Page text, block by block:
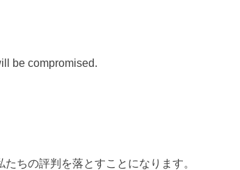
be compromised.
ちの評判を落とすことになります。